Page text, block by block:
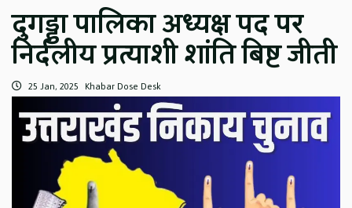
दुगड्डा पालिका अध्यक्ष पद पर
निर्दलीय प्रत्याशी शांति बिष्ट जीती
25 Jan, 2025 Khabar Dose Desk